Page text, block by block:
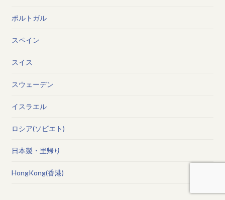
ポルトガル
スペイン
スイス
スウェーデン
イスラエル
ロシア(ソビエト)
日本製・里帰り
HongKong(香港)